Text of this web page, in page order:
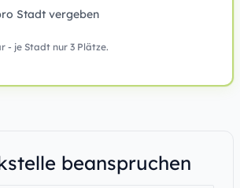
Stadt vergeben
- je Stadt nur 3 Plätze.
beanspruchen